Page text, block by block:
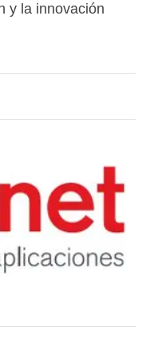
y la innovación